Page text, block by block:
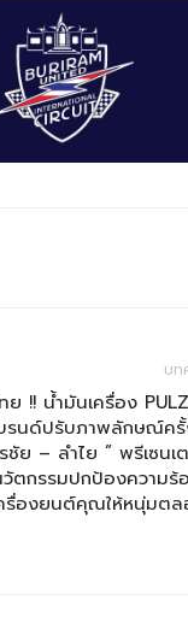
บท
ย !! น้ำมันเครื่อง
รนด์ปรับภาพลักษณ์ค
ย – ลำไย ” พรีเซนเ
วัตกรรมปกป้องความร้
รื่องยนต์คุณให้หนุ่มตล